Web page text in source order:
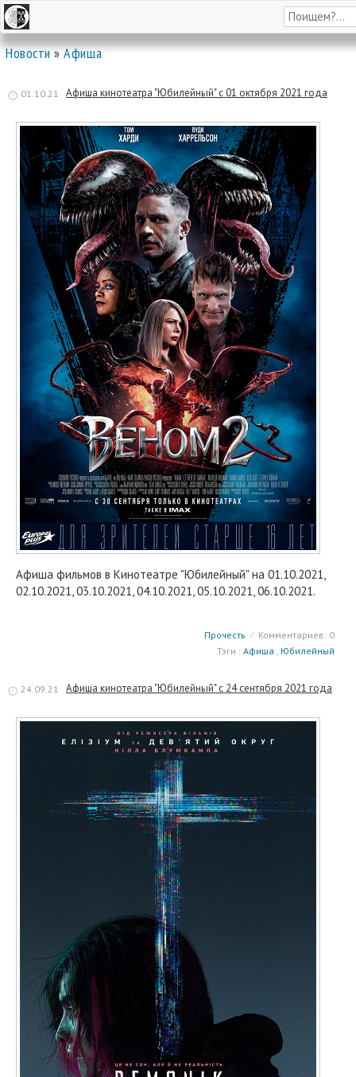
Новости»Афиша
01.10.21 Афиша кинотеатра "Юбилейный" c 01 октября 2021 года
Афиша фильмов в Кинотеатре "Юбилейный" на 01.10.2021,
02.10.2021, 03.10.2021, 04.10.2021, 05.10.2021, 06.10.2021.
Прочесть ⁄ Комментариев: 0
Тэги : Афиша , Юбилейный
24.09.21 Афиша кинотеатра "Юбилейный" c 24 сентября 2021 года